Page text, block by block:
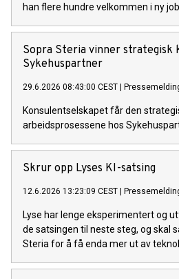
han flere hundre velkommen i ny
Sopra Steria vinner strategisk
Sykehuspartner
29.6.2026 08:43:00 CEST |
Konsulentselskapet får den
arbeidsprosessene hos
Skrur opp Lyses KI-satsing
12.6.2026 13:23:09 CEST |
Lyse har lenge eksperimentert og
de satsingen til neste steg, og skal
Steria for å få enda mer ut av